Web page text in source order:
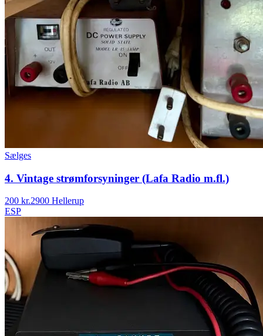
Sælges
4. Vintage strømforsyninger (Lafa Radio m.fl.)
200 kr.2900 Hellerup
ESP